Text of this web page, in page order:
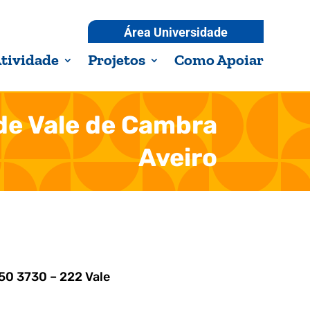
Área Universidade
Projetos Como Apoiar
Vale de Cambra
Aveiro
3730 – 222 Vale